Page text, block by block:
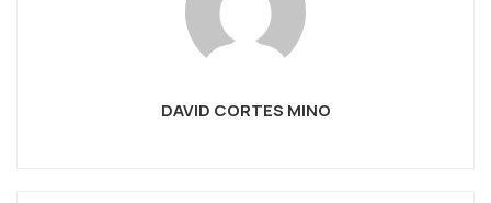
DAVID CORTES MINO